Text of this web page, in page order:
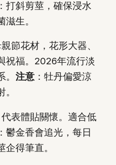
：打斜剪莖，確保浸水
生。
節花材，花形大器、
祝福。2026年流行淡
注意 ：牡丹偏愛涼
表體貼關懷。適合低
：鬱金香會追光，每日
得筆直。